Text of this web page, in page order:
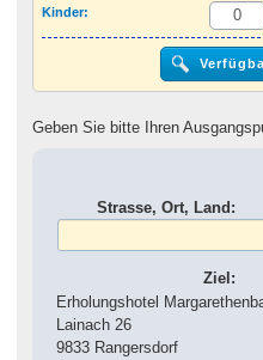
Anderes Land
Kinder:
Geben Sie bitte Ihren
Strasse, Ort, Land:
Ziel:
Erholungshotel
Lainach 26
9833 Rangersdorf